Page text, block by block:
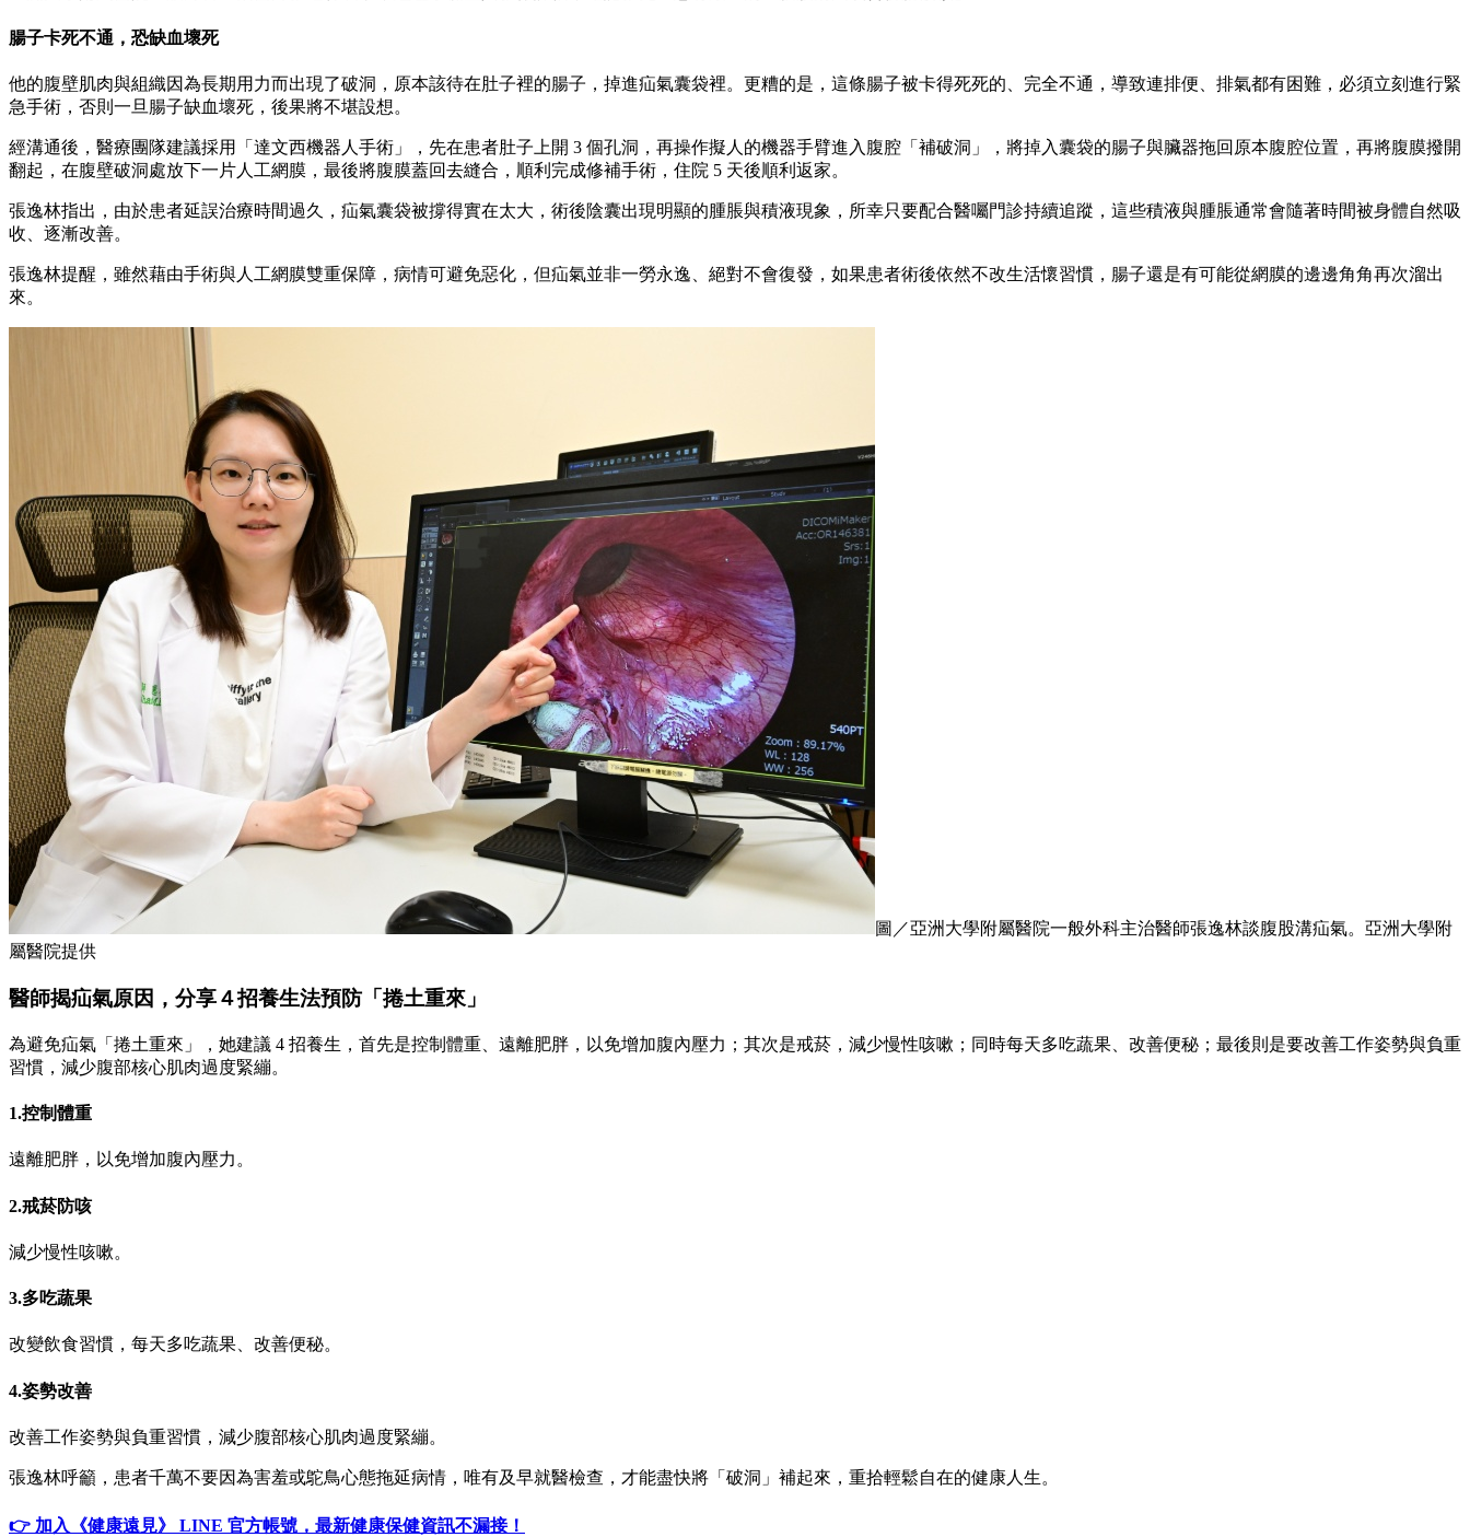
腸子卡死不通，恐缺血壞死
他的腹壁肌肉與組織因為長期用力而出現了破洞，原本該待在肚子裡的腸子，掉進疝氣囊袋裡。更糟的是，這條腸子被卡得死死的、完全不通，導致連排便、排氣都有困難，必須立刻進行緊
急手術，否則一旦腸子缺血壞死，後果將不堪設想。
經溝通後，醫療團隊建議採用「達文西機器人手術」，先在患者肚子上開 3 個孔洞，再操作擬人的機器手臂進入腹腔「補破洞」，將掉入囊袋的腸子與臟器拖回原本腹腔位置，再將腹膜撥開
翻起，在腹壁破洞處放下一片人工網膜，最後將腹膜蓋回去縫合，順利完成修補手術，住院 5 天後順利返家。
張逸林指出，由於患者延誤治療時間過久，疝氣囊袋被撐得實在太大，術後陰囊出現明顯的腫脹與積液現象，所幸只要配合醫囑門診持續追蹤，這些積液與腫脹通常會隨著時間被身體自然吸
收、逐漸改善。
張逸林提醒，雖然藉由手術與人工網膜雙重保障，病情可避免惡化，但疝氣並非一勞永逸、絕對不會復發，如果患者術後依然不改生活懷習慣，腸子還是有可能從網膜的邊邊角角再次溜出
來。
圖／亞洲大學附屬醫院一般外科主治醫師張逸林談腹股溝疝氣。亞洲大學附
屬醫院提供
醫師揭疝氣原因，分享４招養生法預防「捲土重來」
為避免疝氣「捲土重來」，她建議 4 招養生，首先是控制體重、遠離肥胖，以免增加腹內壓力；其次是戒菸，減少慢性咳嗽；同時每天多吃蔬果、改善便秘；最後則是要改善工作姿勢與負重
習慣，減少腹部核心肌肉過度緊繃。
1.控制體重
遠離肥胖，以免增加腹內壓力。
2.戒菸防咳
減少慢性咳嗽。
3.多吃蔬果
改變飲食習慣，每天多吃蔬果、改善便秘。
4.姿勢改善
改善工作姿勢與負重習慣，減少腹部核心肌肉過度緊繃。
張逸林呼籲，患者千萬不要因為害羞或鴕鳥心態拖延病情，唯有及早就醫檢查，才能盡快將「破洞」補起來，重拾輕鬆自在的健康人生。
👉 加入《健康遠見》 LINE 官方帳號，最新健康保健資訊不漏接！